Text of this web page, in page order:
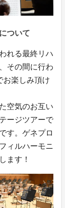
ついて
れる最終リハ
その間に行わ
お楽しみ頂け
空気のお互い
ージツアーで
す。ゲネプロ
ィルハーモニ
ます！